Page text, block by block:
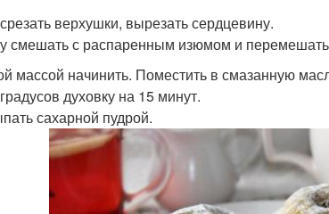
верхушки, вырезать сердцевину.
смешать с распаренным изюмом и
массой начинить. Поместить в смазанную
духовку на 15 минут.
сахарной пудрой.